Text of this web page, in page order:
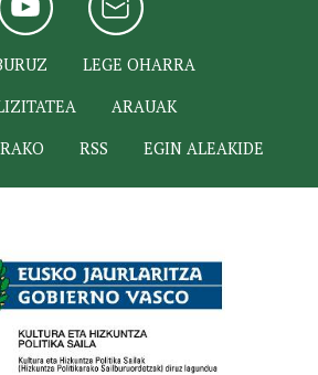
LEGE OHARRA
ARAUAK
RSS EGIN ALEAKIDE